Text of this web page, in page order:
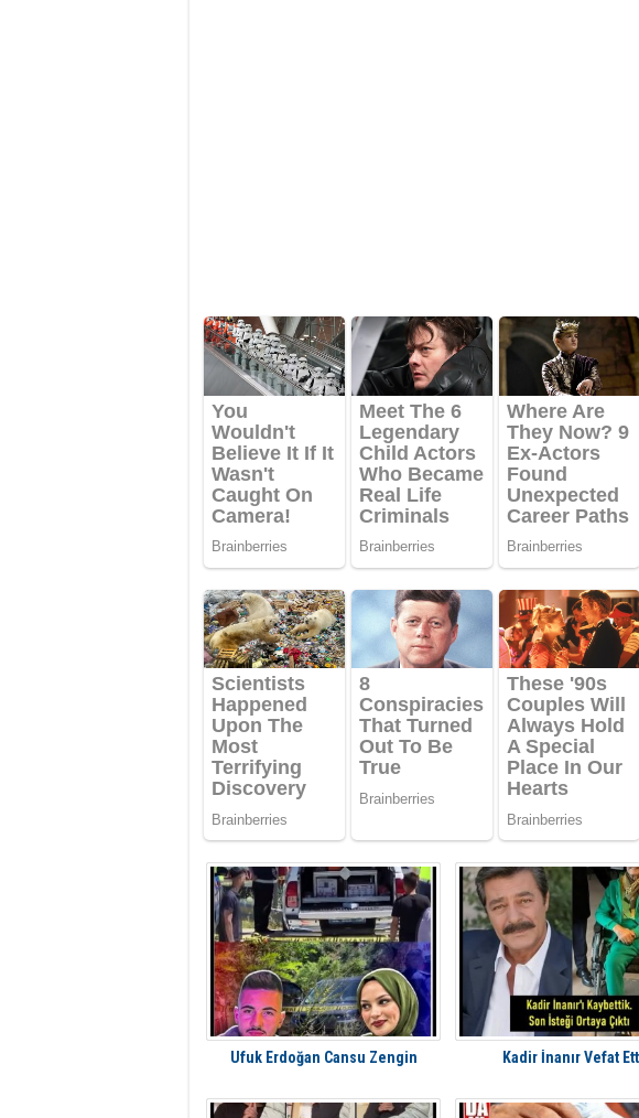
Ufuk Erdoğan Cansu Zengin Kadir İnanır Vefat